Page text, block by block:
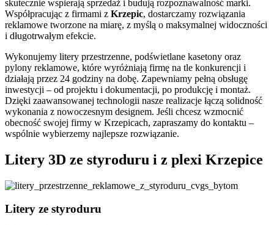
skutecznie wspierają sprzedaż i budują rozpoznawalność marki.
Współpracując z firmami z Krzepic, dostarczamy rozwiązania
reklamowe tworzone na miarę, z myślą o maksymalnej widoczności
i długotrwałym efekcie.
Wykonujemy litery przestrzenne, podświetlane kasetony oraz
pylony reklamowe, które wyróżniają firmę na tle konkurencji i
działają przez 24 godziny na dobę. Zapewniamy pełną obsługę
inwestycji – od projektu i dokumentacji, po produkcję i montaż.
Dzięki zaawansowanej technologii nasze realizacje łączą solidność
wykonania z nowoczesnym designem. Jeśli chcesz wzmocnić
obecność swojej firmy w Krzepicach, zapraszamy do kontaktu –
wspólnie wybierzemy najlepsze rozwiązanie.
Litery 3D ze styroduru i z plexi Krzepice
Litery ze styroduru